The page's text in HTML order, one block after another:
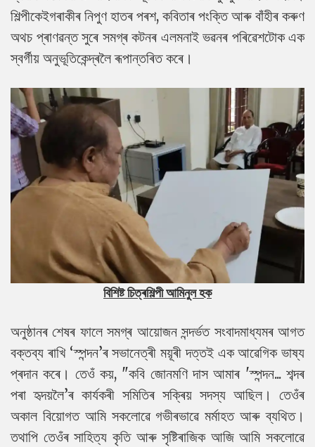
শিল্পীকেইগৰাকীৰ নিপুণ হাতৰ পৰশ, কবিতাৰ পংক্তি আৰু বাঁহীৰ কৰুণ
অথচ প্ৰাণৱন্ত সুৰে সমগ্ৰ কটনৰ এলমনাই ভৱনৰ পৰিৱেশটোক এক
স্বৰ্গীয় অনুভূতিকেন্দ্ৰলৈ ৰূপান্তৰিত কৰে।
বিশিষ্ট চিত্ৰশিল্পী আমিনুল হক
অনুষ্ঠানৰ শেষৰ ফালে সমগ্ৰ আয়োজন সন্দৰ্ভত সংবাদমাধ্যমৰ আগত
বক্তব্য ৰাখি ‘স্পন্দন’ৰ সভানেত্ৰী ময়ূৰী দত্তই এক আৱেগিক ভাষ্য
প্ৰদান কৰে। তেওঁ কয়, "কবি জোনমণি দাস আমাৰ 'স্পন্দন... শব্দৰ
পৰা হৃদয়লৈ’ৰ কাৰ্যকৰী সমিতিৰ সক্ৰিয় সদস্য আছিল। তেওঁৰ
অকাল বিয়োগত আমি সকলোৱে গভীৰভাৱে মৰ্মাহত আৰু ব্যথিত।
তথাপি তেওঁৰ সাহিত্য কৃতি আৰু সৃষ্টিৰাজিক আজি আমি সকলোৱে